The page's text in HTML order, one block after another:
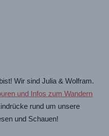
Wir sind Julia & Wolfram.
und Infos zum Wandern
rund um unsere
und Schauen!